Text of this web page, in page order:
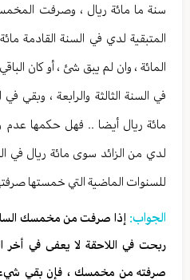
سنة ما مائة ريال ، وصرفت
المتبقية لدي في السنة القادمة
المائة ، وان لم يبق شئ ، أو كان
في السنة الثالثة والرابعة ،
مائة ريال أيضا .. فهل حكمها
لدي من الزائد سوى مائة ريال في
للسنوات الماضية التي خمستها
الجواب: إذا صرفت من مخمسك
ربحت في اللاحقة لا يعفى في
صرفته من مخمسك ، فإن بقي